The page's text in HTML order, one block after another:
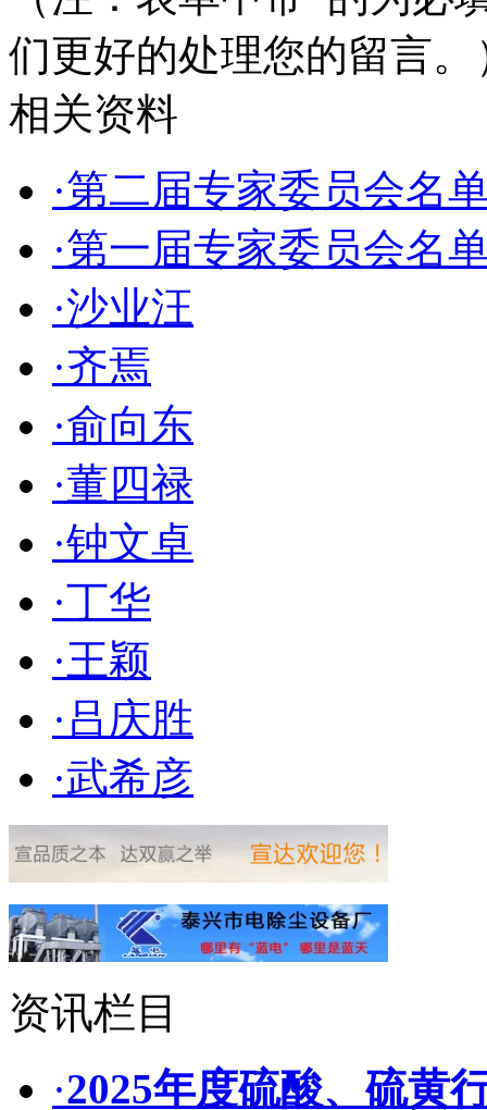
们更好的处理您的留言。
相关资料
·第二届专家委员会名
·第一届专家委员会名
·沙业汪
·齐焉
·俞向东
·董四禄
·钟文卓
·丁华
·王颖
·吕庆胜
·武希彦
资讯栏目
·2025年度硫酸、硫黄